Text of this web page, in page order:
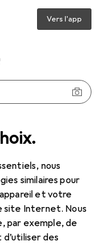
nous
similaires pour
et votre
site Internet. Nous
par exemple, de
des
Vers l'app
M High/Full/Lowpeed